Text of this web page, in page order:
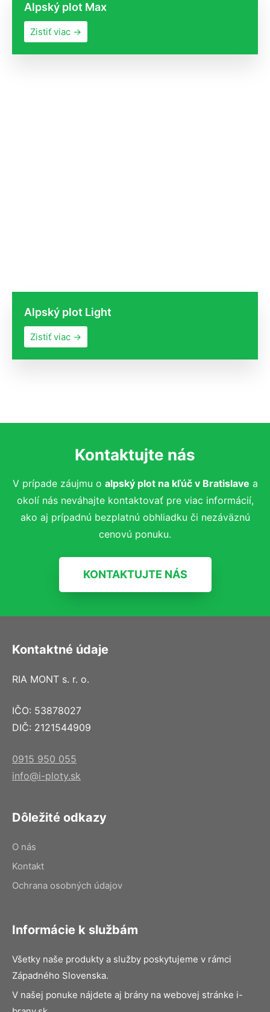
Alpský plot Max
Zistiť viac →
Alpský plot Light
Zistiť viac →
Kontaktujte nás
V prípade záujmu o alpský plotna kľúčv Bratislave a
okolí nás neváhajte kontaktovať pre viac informácií,
ako aj prípadnú bezplatnú obhliadku či nezáväznú
cenovú ponuku.
KONTAKTUJTE NÁS
Kontaktné údaje
RIA MONT s. r. o.
IČO: 53878027
DIČ: 2121544909
0915 950 055
info@i-ploty.sk
Dôležité odkazy
O nás
Kontakt
Ochrana osobných údajov
Informácie k službám
Všetky naše produkty a služby poskytujeme v rámci
Západného Slovenska.
V našej ponuke nájdete aj brány na webovej stránke i-